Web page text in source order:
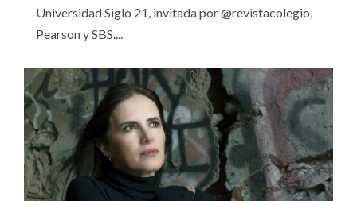
Universidad Siglo 21, invitada por @revistacolegio,
Pearson y SBS....